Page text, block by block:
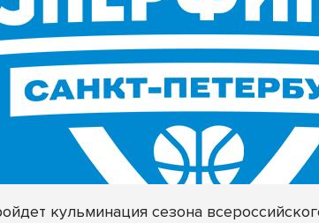
кульминация сезона